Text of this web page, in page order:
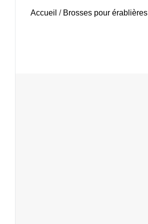
Accueil / Brosses pour érablières